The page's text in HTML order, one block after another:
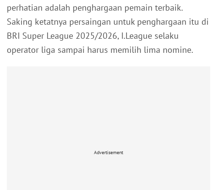
perhatian adalah penghargaan pemain terbaik.
Saking ketatnya persaingan untuk penghargaan itu di
BRI Super League 2025/2026, I.League selaku
operator liga sampai harus memilih lima nomine.
Advertisement